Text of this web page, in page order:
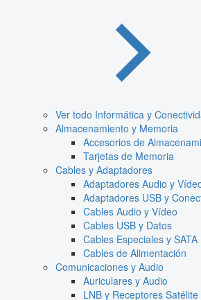
Ver todo Informática y
Almacenamiento y Memoria
Accesorios de
Tarjetas de Memoria
Cables y Adaptadores
Adaptadores Audio y
Adaptadores USB y
Cables Audio y Vídeo
Cables USB y Datos
Cables Especiales y SATA
Cables de Alimentación
Comunicaciones y Audio
Auriculares y Audio
LNB y Receptores Satélite